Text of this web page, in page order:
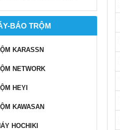
BÁO TRỘM
KARASSN
NETWORK
HEYI
KAWASAN
HOCHIKI